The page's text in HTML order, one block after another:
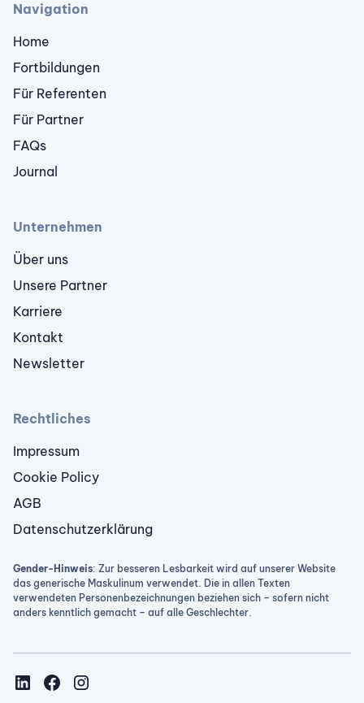
Navigation
Home
Fortbildungen
Für Referenten
Für Partner
FAQs
Journal
Unternehmen
Über uns
Unsere Partner
Karriere
Kontakt
Newsletter
Rechtliches
Impressum
Cookie Policy
AGB
Datenschutzerklärung
Gender-Hinweis: Zur besseren Lesbarkeit wird auf unserer Website
das generische Maskulinum verwendet. Die in allen Texten
verwendeten Personenbezeichnungen beziehen sich – sofern nicht
anders kenntlich gemacht – auf alle Geschlechter.